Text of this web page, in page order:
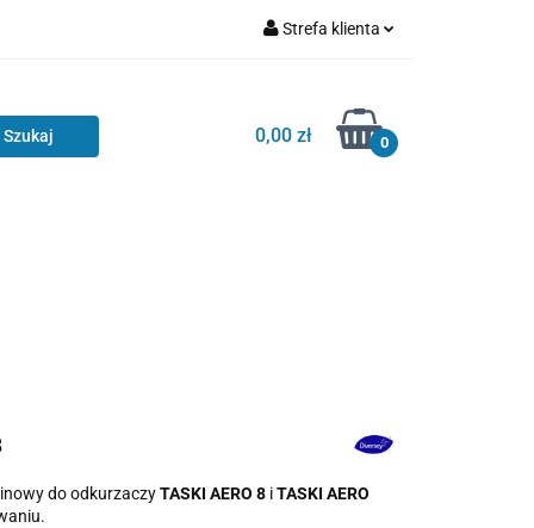
Strefa klienta
Zarejestruj się
Dodaj zgłoszenie
0,00 zł 0
do odkurzaczyTASKI AERO 8 iTASKI AERO